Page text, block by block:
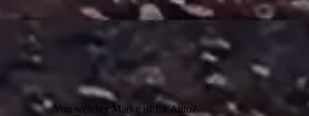
Von welcher Marke ist Ihr Auto?